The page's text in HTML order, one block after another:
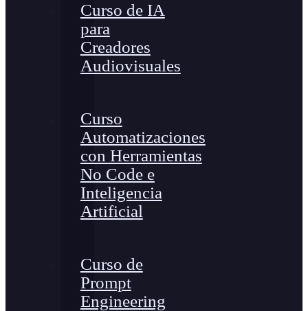
Curso de IA
para
Creadores
Audiovisuales
Curso
Automatizaciones
con Herramientas
No Code e
Inteligencia
Artificial
Curso de
Prompt
Engineering